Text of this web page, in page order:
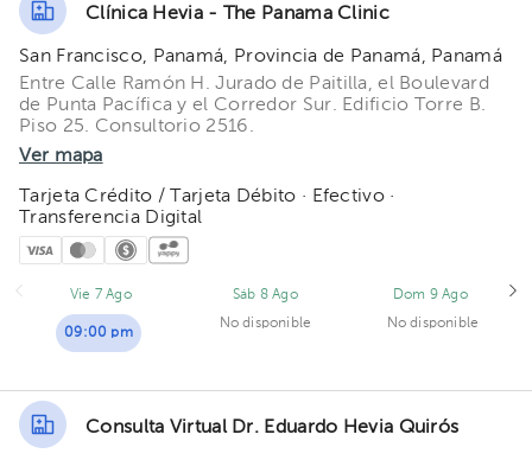
Clínica Hevia - The Panama Clinic
San Francisco, Panamá, Provincia de Panamá, Panamá
Entre Calle Ramón H. Jurado de Paitilla, el Boulevard
de Punta Pacífica y el Corredor Sur. Edificio Torre B.
Piso 25. Consultorio 2516.
Ver mapa
Tarjeta Crédito / Tarjeta Débito · Efectivo ·
Transferencia Digital
Vie 7 Ago
09:00 pm
Sáb 8 Ago
No disponible
Dom 9 Ago
No disponible
Consulta Virtual Dr. Eduardo Hevia Quirós